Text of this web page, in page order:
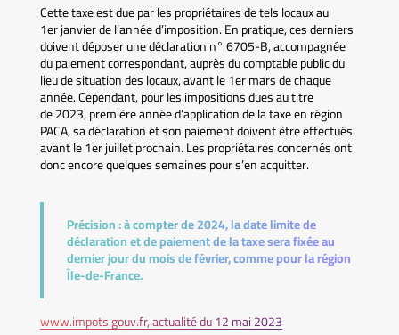
Cette taxe est due par les propriétaires de tels locaux au
1er janvier de l’année d’imposition. En pratique, ces derniers
doivent déposer une déclaration n° 6705-B, accompagnée
du paiement correspondant, auprès du comptable public du
lieu de situation des locaux, avant le 1er mars de chaque
année. Cependant, pour les impositions dues au titre
de 2023, première année d’application de la taxe en région
PACA, sa déclaration et son paiement doivent être effectués
avant le 1er juillet prochain. Les propriétaires concernés ont
donc encore quelques semaines pour s’en acquitter.
Précision :à compter de 2024, la date limite de
déclaration et de paiement de la taxe sera fixée au
dernier jour du mois de février, comme pour la région
Île-de-France.
www.impots.gouv.fr, actualité du 12 mai 2023